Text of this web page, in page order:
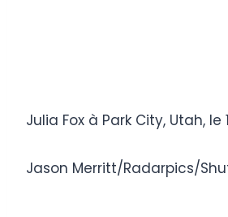
Julia Fox à Park City, Utah, le
Jason Merritt/Radarpics/